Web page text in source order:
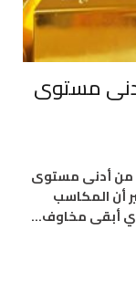
مستوى
من أدنى مستوى
أن المكاسب
أبقى مخاوف…